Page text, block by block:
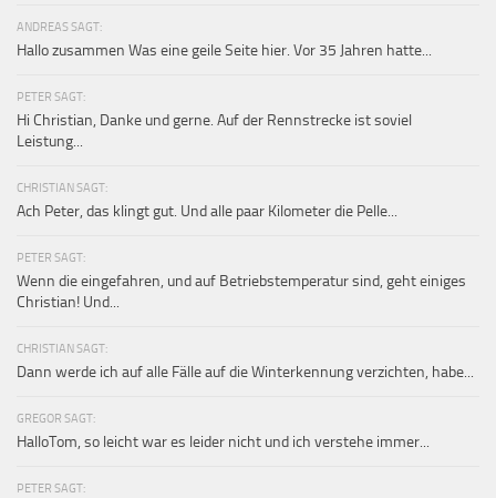
ANDREAS SAGT:
Hallo zusammen Was eine geile Seite hier. Vor 35 Jahren hatte...
PETER SAGT:
Hi Christian, Danke und gerne. Auf der Rennstrecke ist soviel
Leistung...
CHRISTIAN SAGT:
Ach Peter, das klingt gut. Und alle paar Kilometer die Pelle...
PETER SAGT:
Wenn die eingefahren, und auf Betriebstemperatur sind, geht einiges
Christian! Und...
CHRISTIAN SAGT:
Dann werde ich auf alle Fälle auf die Winterkennung verzichten, habe...
GREGOR SAGT:
HalloTom, so leicht war es leider nicht und ich verstehe immer...
PETER SAGT: